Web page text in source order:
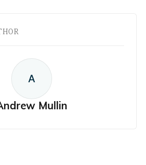
A
Mullin